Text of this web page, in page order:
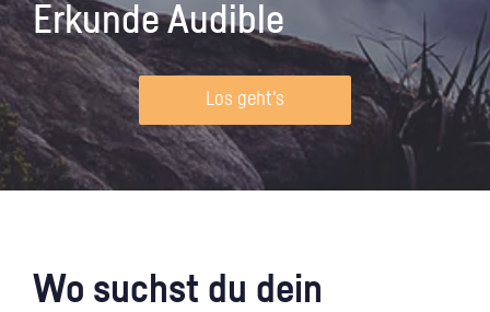
Erkunde Audible
Los geht's
Wo suchst du dein